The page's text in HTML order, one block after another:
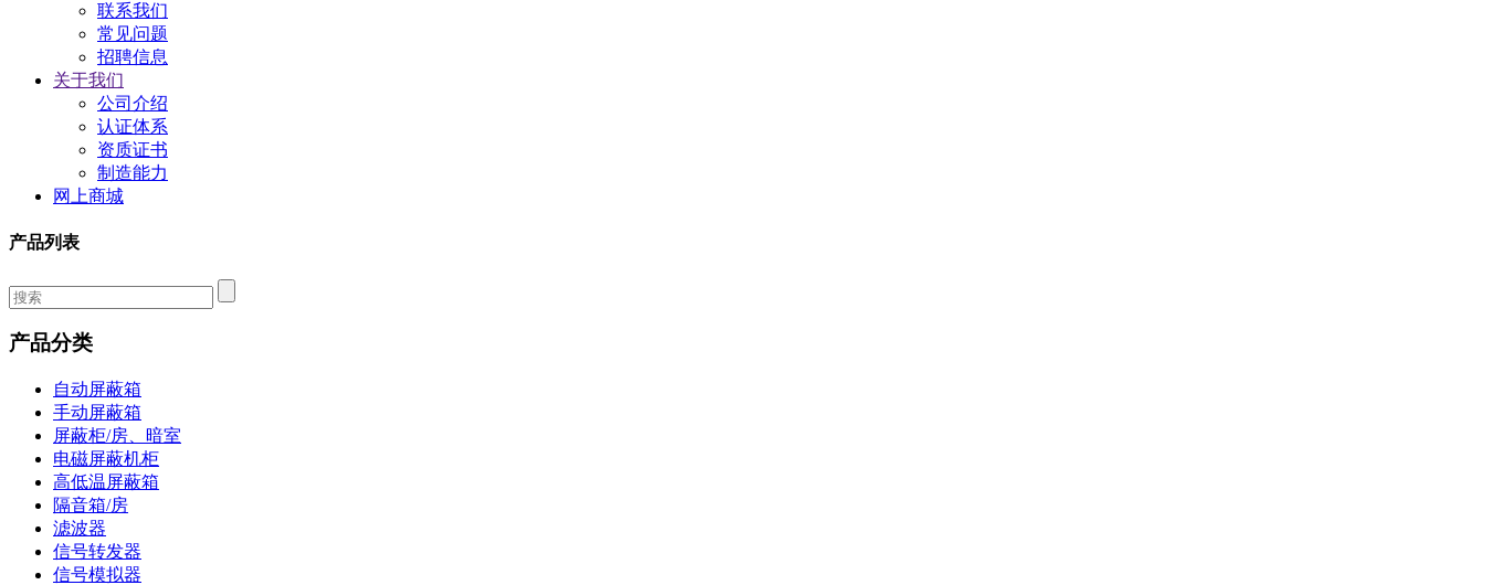
联系我们
常见问题
招聘信息
关于我们
公司介绍
认证体系
资质证书
制造能力
网上商城
产品列表
产品分类
自动屏蔽箱
手动屏蔽箱
屏蔽柜/房、暗室
电磁屏蔽机柜
高低温屏蔽箱
隔音箱/房
滤波器
信号转发器
信号模拟器